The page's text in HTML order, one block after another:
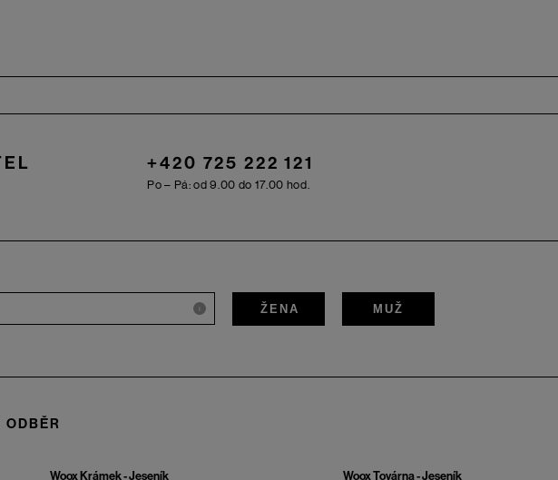
+420 725 222 121
Po – Pá: od 9.00 do 17.00 hod.
i ŽENA MUŽ
Woox Krámek - Jeseník Woox Továrna - Jeseník